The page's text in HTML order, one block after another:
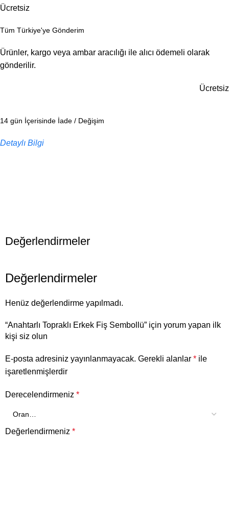
Ücretsiz
Tüm Türkiye'ye Gönderim
Ürünler, kargo veya ambar aracılığı ile alıcı ödemeli olarak
gönderilir.
Ücretsiz
14 gün İçerisinde İade / Değişim
Detaylı Bilgi
Değerlendirmeler
Değerlendirmeler
Henüz değerlendirme yapılmadı.
“Anahtarlı Topraklı Erkek Fiş Sembollü” için yorum yapan ilk
kişi siz olun
E-posta adresiniz yayınlanmayacak. Gerekli alanlar * ile
işaretlenmişlerdir
Derecelendirmeniz *
Değerlendirmeniz *